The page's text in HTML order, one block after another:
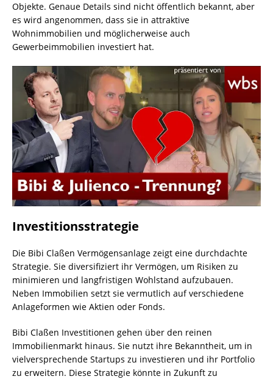
Objekte. Genaue Details sind nicht öffentlich bekannt, aber
es wird angenommen, dass sie in attraktive
Wohnimmobilien und möglicherweise auch
Gewerbeimmobilien investiert hat.
Investitionsstrategie
Die Bibi Claßen Vermögensanlage zeigt eine durchdachte
Strategie. Sie diversifiziert ihr Vermögen, um Risiken zu
minimieren und langfristigen Wohlstand aufzubauen.
Neben Immobilien setzt sie vermutlich auf verschiedene
Anlageformen wie Aktien oder Fonds.
Bibi Claßen Investitionen gehen über den reinen
Immobilienmarkt hinaus. Sie nutzt ihre Bekanntheit, um in
vielversprechende Startups zu investieren und ihr Portfolio
zu erweitern. Diese Strategie könnte in Zukunft zu